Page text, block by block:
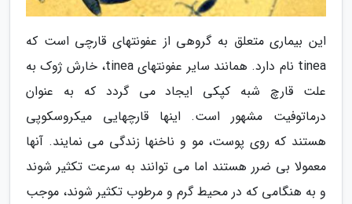
این بیماری متعلق به گروهی از عفونتهای قارچی است که
tinea نام دارد. همانند سایر عفونتهای tinea، خارش ژوک به
علت قارچ شبه کپکی ایجاد می گردد که به عنوان
درماتوفیت مشهور است. اینها قارچهایی میکروسکوپی
هستند که روی پوست، مو و ناخنها زندگی می نمایند. آنها
معمولا بی ضرر هستند اما می توانند به سرعت تکثیر شوند
و به هنگامی که در محیط گرم و مرطوب تکثیر شوند، موجب